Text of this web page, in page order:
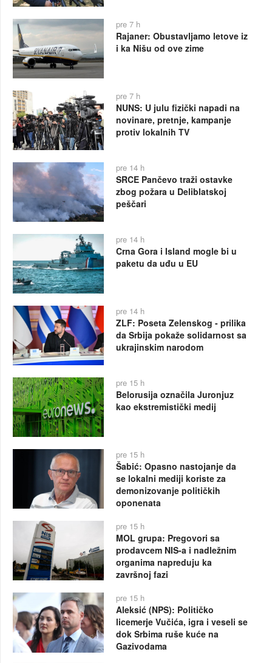
pre 7 h
Rajaner: Obustavljamo letove iz
i ka Nišu od ove zime
pre 7 h
NUNS: U julu fizički napadi na
novinare, pretnje, kampanje
protiv lokalnih TV
pre 14 h
SRCE Pančevo traži ostavke
zbog požara u Deliblatskoj
peščari
pre 14 h
Crna Gora i Island mogle bi u
paketu da uđu u EU
pre 14 h
ZLF: Poseta Zelenskog - prilika
da Srbija pokaže solidarnost sa
ukrajinskim narodom
pre 15 h
Belorusija označila Juronjuz
kao ekstremistički medij
pre 15 h
Šabić: Opasno nastojanje da
se lokalni mediji koriste za
demonizovanje političkih
oponenata
pre 15 h
MOL grupa: Pregovori sa
prodavcem NIS-a i nadležnim
organima napreduju ka
završnoj fazi
pre 15 h
Aleksić (NPS): Političko
licemerje Vučića, igra i veseli se
dok Srbima ruše kuće na
Gazivodama